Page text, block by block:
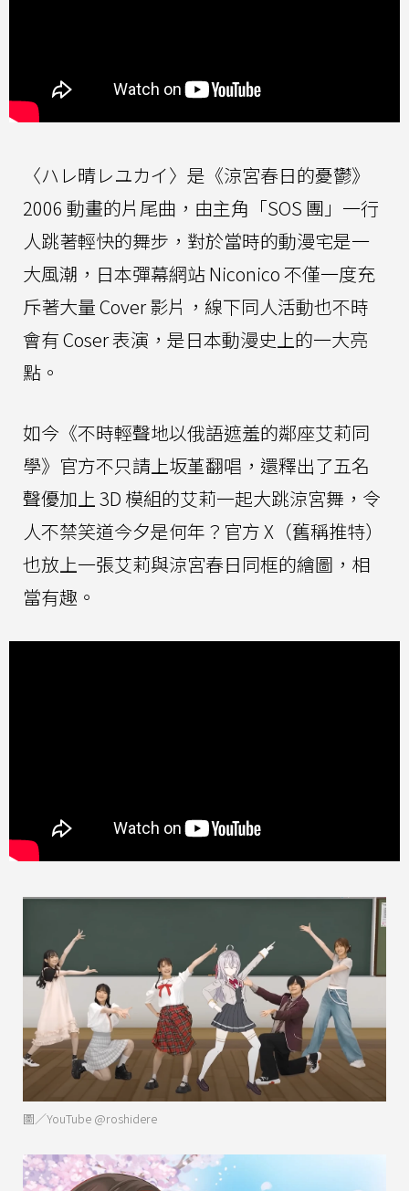
〈ハレ晴レユカイ〉是《涼宮春日的憂鬱》
2006 動畫的片尾曲，由主角「SOS 團」一行
人跳著輕快的舞步，對於當時的動漫宅是一
大風潮，日本彈幕網站 Niconico 不僅一度充
斥著大量 Cover 影片，線下同人活動也不時
會有 Coser 表演，是日本動漫史上的一大亮
點。
如今《不時輕聲地以俄語遮羞的鄰座艾莉同
學》官方不只請上坂堇翻唱，還釋出了五名
聲優加上 3D 模組的艾莉一起大跳涼宮舞，令
人不禁笑道今夕是何年？官方 X（舊稱推特）
也放上一張艾莉與涼宮春日同框的繪圖，相
當有趣。
圖／YouTube @roshidere